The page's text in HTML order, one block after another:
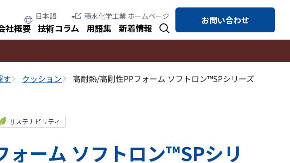
積水化学工業 ホームページ
社概要 技術コラム 用語集 新着情報
お問い合わせ
す クッション 高耐熱/高剛性PPフォーム ソフトロン™SPシリーズ
サステナビリティ
ォーム ソフトロン™SPシリ